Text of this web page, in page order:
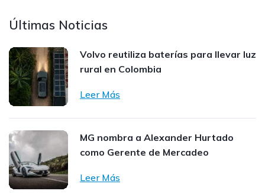
Últimas Noticias
Volvo reutiliza baterías para llevar luz
rural en Colombia
Leer Más
MG nombra a Alexander Hurtado
como Gerente de Mercadeo
Leer Más